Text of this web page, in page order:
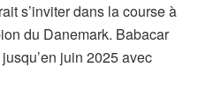
s’inviter dans la course à
du Danemark. Babacar
juin 2025 avec